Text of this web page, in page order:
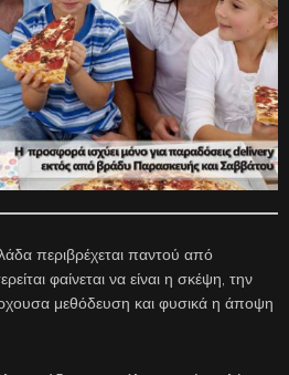
περιβρέχεται παντού από
φαίνεται να είναι η σκέψη, την
μεθόδευση και φυσικά η άποψη